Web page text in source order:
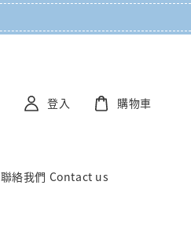
聯絡我們 Contact us
登入 購物車